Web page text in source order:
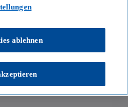
ablehnen